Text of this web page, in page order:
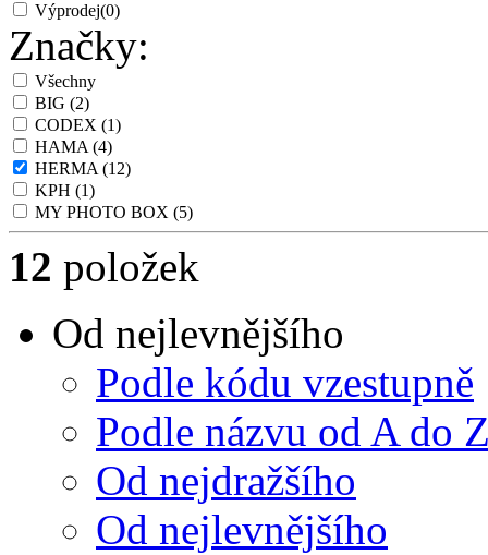
Výprodej(0)
Značky:
Všechny
BIG (2)
CODEX (1)
HAMA(4)
HERMA(12)
KPH (1)
MY PHOTO BOX (5)
12 položek
Od nejlevnějšího
Podle kódu vzestupně
Podle názvu od A do
Od nejdražšího
Od nejlevnějšího